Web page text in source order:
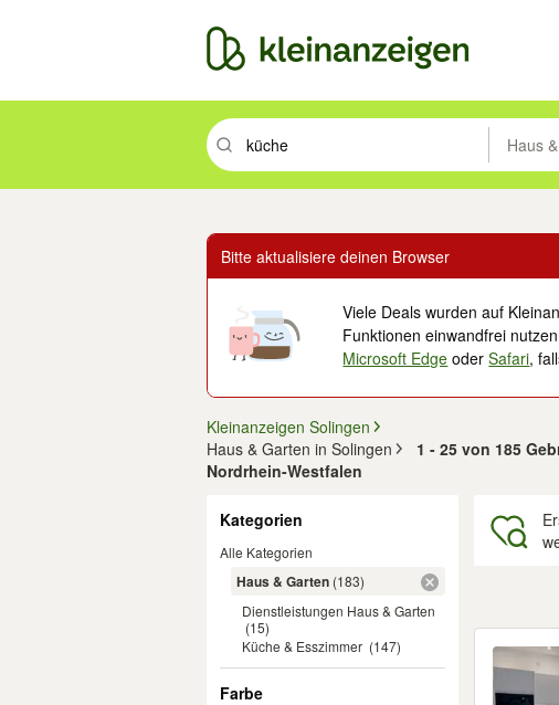
Suchbegriff eingeben. Eingabetaste drücken um
Haus
Bitte aktualisiere deinen Browser
Viele Deals wurden auf
Funktionen einwandfrei
Microsoft Edge oderSafari,
Kleinanzeigen Solingen
Haus & Garten in Solingen
1 - 25 von 185
Nordrhein-Westfalen
Kategorien
Alle Kategorien
Haus & Garten (183)
Dienstleistungen Haus & Garten
(15)
Küche & Esszimmer (147)
Farbe